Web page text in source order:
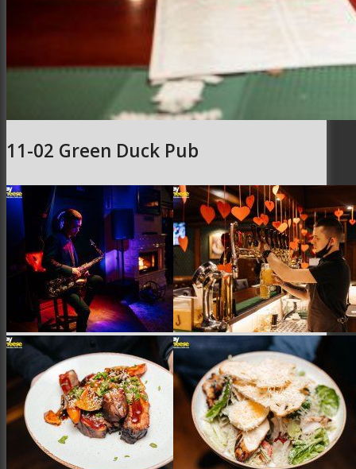
Репортажи и корпоративы
Семейная и детская фотосъемка
Свадебная фотосъёмка
Фоторедактор
Блог
11-02 Green Duck Pub